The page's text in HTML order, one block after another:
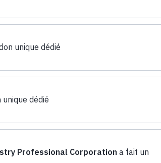
unique dédié
dédié
Professional Corporationa fait un